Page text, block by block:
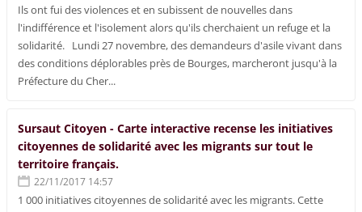
Ils ont fui des violences et en subissent de nouvelles dans
l'indifférence et l'isolement alors qu'ils cherchaient un refuge et la
solidarité. Lundi 27 novembre, des demandeurs d'asile vivant dans
des conditions déplorables près de Bourges, marcheront jusqu'à la
Préfecture du Cher...
Sursaut Citoyen - Carte interactive recense les initiatives
citoyennes de solidarité avec les migrants sur tout le
territoire français.
22/11/2017 14:57
1 000 initiatives citoyennes de solidarité avec les migrants. Cette